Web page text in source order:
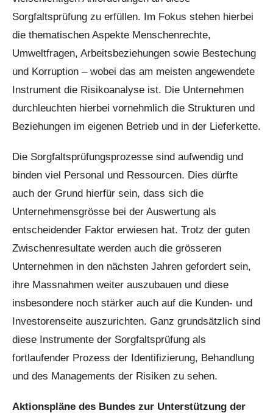
Sorgfaltsprüfung zu erfüllen. Im Fokus stehen hierbei
die thematischen Aspekte Menschenrechte,
Umweltfragen, Arbeitsbeziehungen sowie Bestechung
und Korruption – wobei das am meisten angewendete
Instrument die Risikoanalyse ist. Die Unternehmen
durchleuchten hierbei vornehmlich die Strukturen und
Beziehungen im eigenen Betrieb und in der Lieferkette.
Die Sorgfaltsprüfungsprozesse sind aufwendig und
binden viel Personal und Ressourcen. Dies dürfte
auch der Grund hierfür sein, dass sich die
Unternehmensgrösse bei der Auswertung als
entscheidender Faktor erwiesen hat. Trotz der guten
Zwischenresultate werden auch die grösseren
Unternehmen in den nächsten Jahren gefordert sein,
ihre Massnahmen weiter auszubauen und diese
insbesondere noch stärker auch auf die Kunden- und
Investorenseite auszurichten. Ganz grundsätzlich sind
diese Instrumente der Sorgfaltsprüfung als
fortlaufender Prozess der Identifizierung, Behandlung
und des Managements der Risiken zu sehen.
Aktionspläne des Bundes zur Unterstützung der